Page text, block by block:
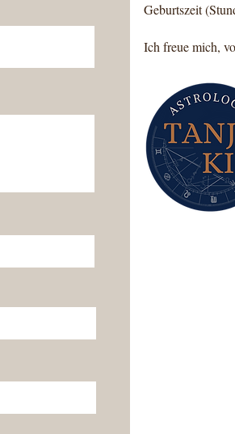
Geburtszeit
Ich freue mich,